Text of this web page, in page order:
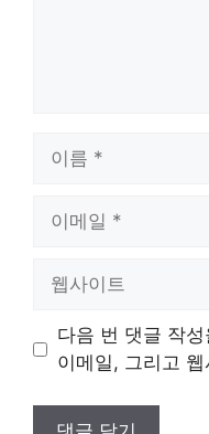
트
다음 번 댓글 작
이메일, 그리고